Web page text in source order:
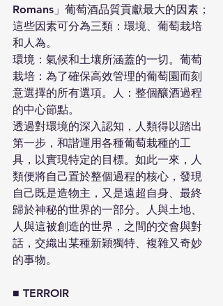
Romans」葡萄酒品質貢獻最大的因素；
這些因素可分為三類：環境、葡萄栽培
和人為。
環境：氣候和土壤所涵蓋的一切。葡萄
栽培：為了確保高效管理的葡萄園而刻
意選擇的所有選項。人：整個釀酒過程
的中心節點。
透過對環境的深入認知，人類得以踏出
第一步，和諧運用各種葡萄栽種的工
具，以實現特定的目標。如此一來，人
類便將自己置於整個過程的核心，發現
自己既是造物主，又是遠超自身、最終
歸於神秘的世界的一部分。人與土地、
人與這被創造的世界，之間的交會與對
話，交織出某種新穎獨特、複雜又奇妙
的事物。
■ TERROIR